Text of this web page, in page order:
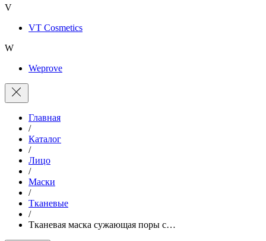
V
VT Cosmetics
W
Weprove
Главная
/
Каталог
/
Лицо
/
Маски
/
Тканевые
/
Тканевая маска сужающая поры с…